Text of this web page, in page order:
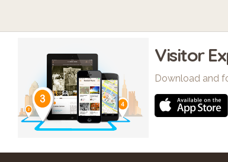
Visitor
Download and